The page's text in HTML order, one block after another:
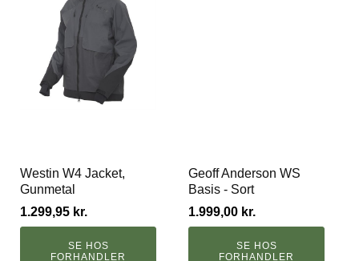
Westin W4 Jacket,
Gunmetal
1.299,95 kr.
SE HOS
FORHANDLER
Geoff Anderson WS
Basis - Sort
1.999,00 kr.
SE HOS
FORHANDLER